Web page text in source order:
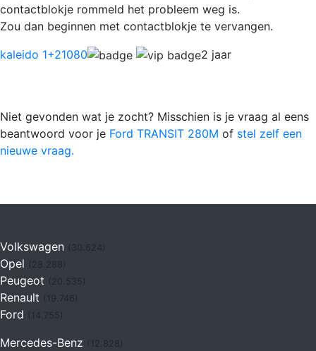
contactblokje rommeld het probleem weg is.
Zou dan beginnen met contactblokje te vervangen.
kaleido 1+21080 2 jaar
Niet gevonden wat je zocht? Misschien is je vraag al eens
beantwoord voor je Ford TRANSIT 280M of stel zelf een
nieuwe vraag.
Volkswagen (30.624)
Opel
Peugeot
Renault (19.746)
Ford (14.755)
Mercedes-Benz